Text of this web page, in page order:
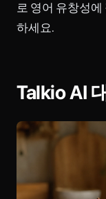
로 영어 유창성
하세요.
Talkio AI